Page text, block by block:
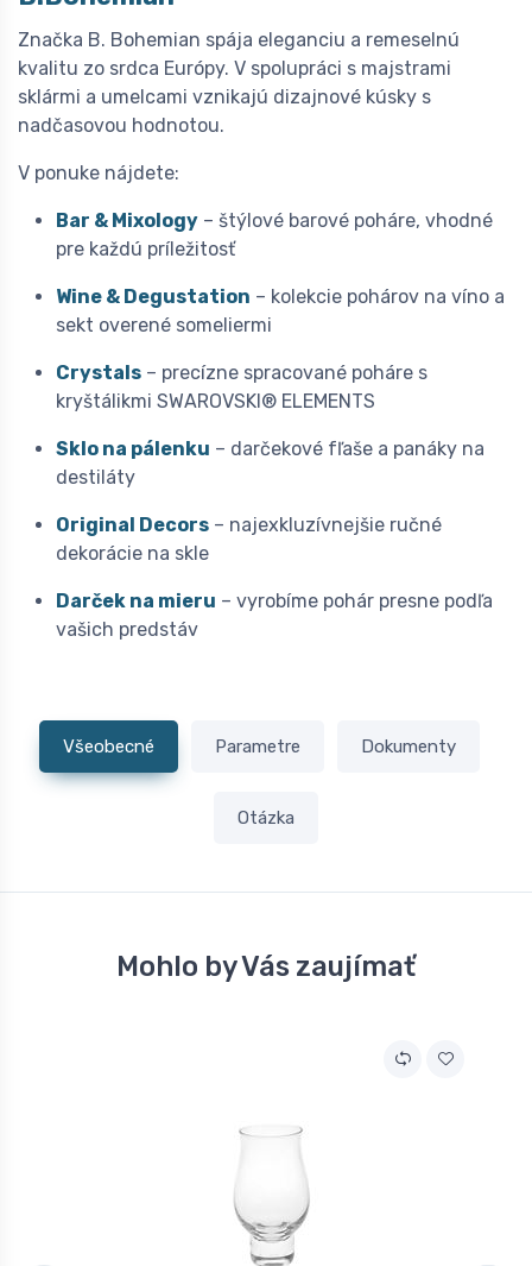
Značka B. Bohemian spája eleganciu a remeselnú
kvalitu zo srdca Európy. V spolupráci s majstrami
sklármi a umelcami vznikajú dizajnové kúsky s
nadčasovou hodnotou.
V ponuke nájdete:
Bar & Mixology – štýlové barové poháre, vhodné
pre každú príležitosť
Wine & Degustation – kolekcie pohárov na víno a
sekt overené someliermi
Crystals – precízne spracované poháre s
kryštálikmi SWAROVSKI® ELEMENTS
Sklo na pálenku – darčekové fľaše a panáky na
destiláty
Original Decors – najexkluzívnejšie ručné
dekorácie na skle
Darček na mieru – vyrobíme pohár presne podľa
vašich predstáv
Všeobecné Parametre Dokumenty
Otázka
Mohlo by Vás zaujímať